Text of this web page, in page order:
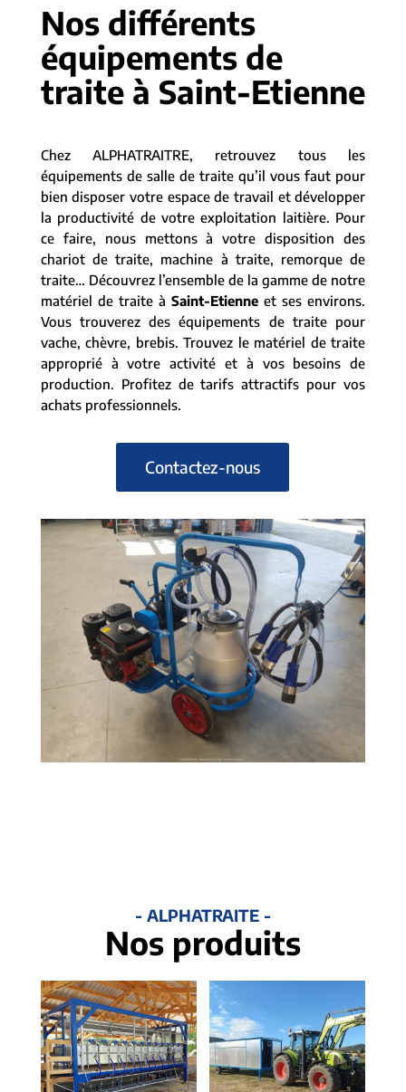
Nos différents
équipements de
traite à Saint-Etienne
Chez ALPHATRAITRE, retrouvez tous les
équipements de salle de traite qu’il vous faut pour
bien disposer votre espace de travail et développer
la productivité de votre exploitation laitière. Pour
ce faire, nous mettons à votre disposition des
chariot de traite, machine à traite, remorque de
traite… Découvrez l’ensemble de la gamme de notre
matériel de traite àSaint-Etienne et ses environs.
Vous trouverez des équipements de traite pour
vache, chèvre, brebis. Trouvez le matériel de traite
approprié à votre activité et à vos besoins de
production. Profitez de tarifs attractifs pour vos
achats professionnels.
Contactez-nous
- ALPHATRAITE -
Nos produits